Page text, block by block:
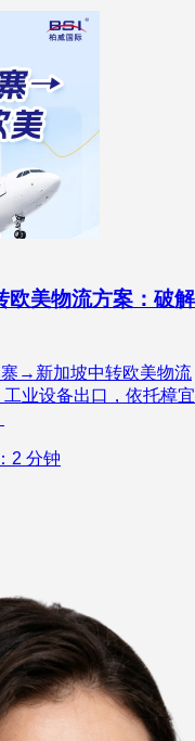
展全球供应链服务版
有温度、有底气、有力
美物流方案：破解
寨→新加坡中转欧美物流
业设备出口，依托樟宜
2 分钟